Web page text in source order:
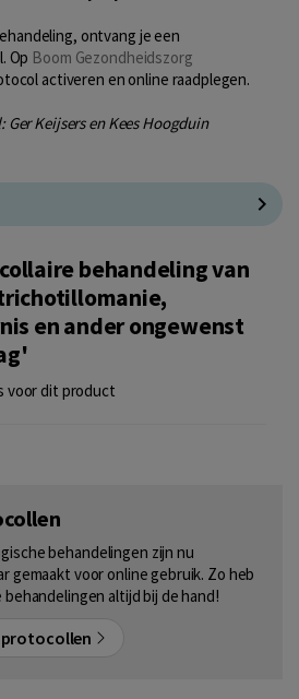
ontvang je een
Op Boom Gezondheidszorg
activeren en online raadplegen.
Keijsers en Kees Hoogduin
behandeling van
en ander ongewenst
voor dit product
behandelingen zijn nu
gemaakt voor online gebruik. Zo heb
altijd bij de hand!
protocollen